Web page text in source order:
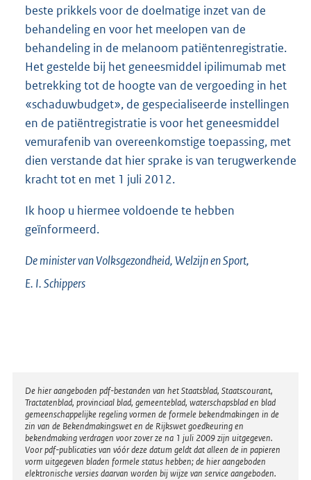
beste prikkels voor de doelmatige inzet van de
behandeling en voor het meelopen van de
behandeling in de melanoom patiëntenregistratie.
Het gestelde bij het geneesmiddel ipilimumab met
betrekking tot de hoogte van de vergoeding in het
«schaduwbudget», de gespecialiseerde instellingen
en de patiëntregistratie is voor het geneesmiddel
vemurafenib van overeenkomstige toepassing, met
dien verstande dat hier sprake is van terugwerkende
kracht tot en met 1 juli 2012.
Ik hoop u hiermee voldoende te hebben
geïnformeerd.
De minister van Volksgezondheid, Welzijn en Sport,
E. I.Schippers
Disclaimer
De hier aangeboden pdf-bestanden van het Staatsblad, Staatscourant,
Tractatenblad, provinciaal blad, gemeenteblad, waterschapsblad en blad
gemeenschappelijke regeling vormen de formele bekendmakingen in de
zin van de Bekendmakingswet en de Rijkswet goedkeuring en
bekendmaking verdragen voor zover ze na 1 juli 2009 zijn uitgegeven.
Voor pdf-publicaties van vóór deze datum geldt dat alleen de in papieren
vorm uitgegeven bladen formele status hebben; de hier aangeboden
elektronische versies daarvan worden bij wijze van service aangeboden.